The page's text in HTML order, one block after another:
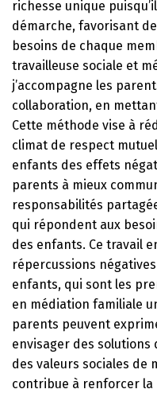
richesse unique
démarche, favorisant
besoins de chaque
travailleuse sociale et
j’accompagne les
collaboration, en
Cette méthode vise à
climat de respect
enfants des effets
parents à mieux
responsabilités
qui répondent aux
des enfants. Ce travail
répercussions
enfants, qui sont les
en médiation familiale
parents peuvent
envisager des solutions
des valeurs sociales de
contribue à renforcer